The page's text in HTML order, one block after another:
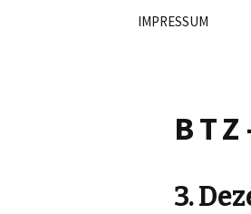
springen
2022
2021
IMPRESSUM
3.